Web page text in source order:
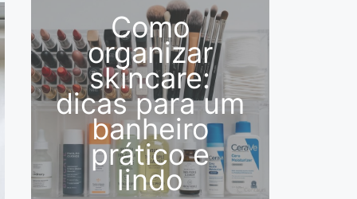
Como
organizar
skincare:
dicas para um
banheiro
prático e
lindo